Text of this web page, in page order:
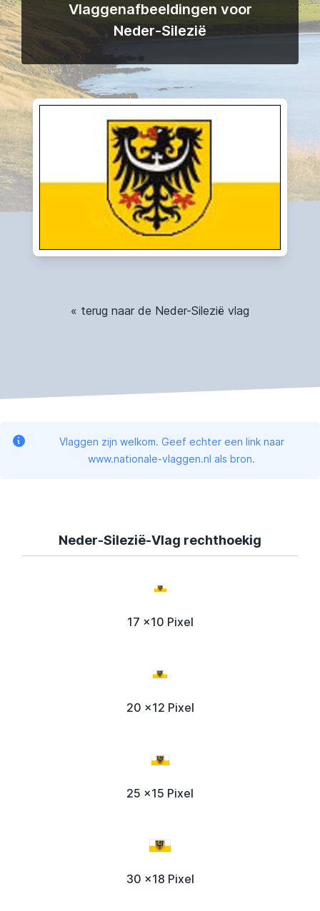
Vlaggenafbeeldingen voor
Neder-Silezië
« terug naar de Neder-Silezië vlag
Vlaggen zijn welkom. Geef echter een link naar
www.nationale-vlaggen.nl als bron.
Neder-Silezië-Vlag rechthoekig
17 x10 Pixel
20 x12 Pixel
25 x15 Pixel
30 x18 Pixel